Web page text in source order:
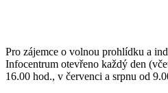
Pro zájemce o volnou prohlídku a
Infocentrum otevřeno každý den
16.00 hod., v červenci a srpnu od